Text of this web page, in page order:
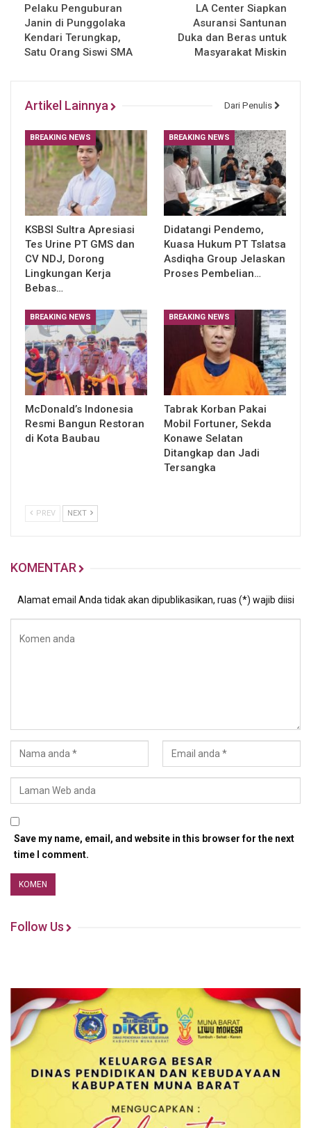
Pelaku Penguburan
Janin di Punggolaka
Kendari Terungkap,
Satu Orang Siswi SMA
LA Center Siapkan
Asuransi Santunan
Duka dan Beras untuk
Masyarakat Miskin
Artikel Lainnya Dari Penulis
BREAKING NEWS
KSBSI Sultra Apresiasi
Tes Urine PT GMS dan
CV NDJ, Dorong
Lingkungan Kerja
Bebas…
BREAKING NEWS
Didatangi Pendemo,
Kuasa Hukum PT Tslatsa
Asdiqha Group Jelaskan
Proses Pembelian…
BREAKING NEWS
McDonald’s Indonesia
Resmi Bangun Restoran
di Kota Baubau
BREAKING NEWS
Tabrak Korban Pakai
Mobil Fortuner, Sekda
Konawe Selatan
Ditangkap dan Jadi
Tersangka
PREV NEXT
KOMENTAR
Alamat email Anda tidak akan dipublikasikan, ruas (*) wajib diisi
Save my name, email, and website in this browser for the next
time I comment.
Follow Us